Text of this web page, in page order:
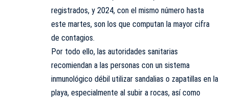
registrados, y 2024, con el mismo número hasta
este martes, son los que computan la mayor cifra
de contagios.
Por todo ello, las autoridades sanitarias
recomiendan a las personas con un sistema
inmunológico débil utilizar sandalias o zapatillas en la
playa, especialmente al subir a rocas, así como